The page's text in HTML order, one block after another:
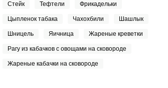
Стейк Тефтели Фрикадельки
Цыпленок табака Чахохбили Шашлык
Шницель Яичница Жареные креветки
Рагу из кабачков с овощами на сковороде
Жареные кабачки на сковороде